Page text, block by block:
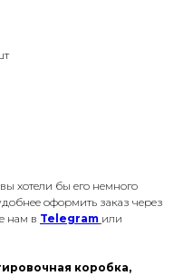
хотели бы его немного
оформить заказ через
нам в Telegram или
коробка,